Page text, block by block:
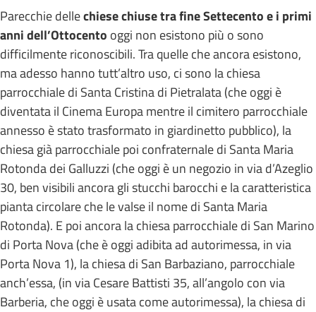
Parecchie dellechiese chiuse tra fine Settecento e i primi
anni dell’Ottocento oggi non esistono più o sono
difficilmente riconoscibili. Tra quelle che ancora esistono,
ma adesso hanno tutt’altro uso, ci sono la chiesa
parrocchiale di Santa Cristina di Pietralata (che oggi è
diventata il Cinema Europa mentre il cimitero parrocchiale
annesso è stato trasformato in giardinetto pubblico), la
chiesa già parrocchiale poi confraternale di Santa Maria
Rotonda dei Galluzzi (che oggi è un negozio in via d’Azeglio
30, ben visibili ancora gli stucchi barocchi e la caratteristica
pianta circolare che le valse il nome di Santa Maria
Rotonda). E poi ancora la chiesa parrocchiale di San Marino
di Porta Nova (che è oggi adibita ad autorimessa, in via
Porta Nova 1), la chiesa di San Barbaziano, parrocchiale
anch’essa, (in via Cesare Battisti 35, all’angolo con via
Barberia, che oggi è usata come autorimessa), la chiesa di